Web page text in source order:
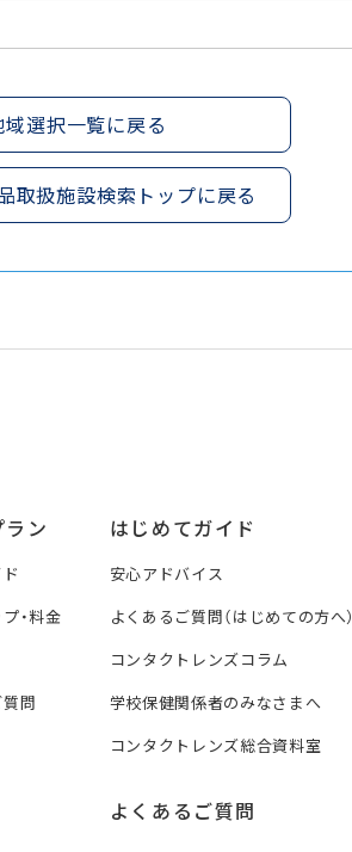
域選択一覧に戻る
取扱施設検索トップに戻る
ン
・料金
問
はじめてガイド
安心アドバイス
よくあるご質問（はじめての方へ）
コンタクトレンズコラム
学校保健関係者のみなさまへ
コンタクトレンズ総合資料室
よくあるご質問